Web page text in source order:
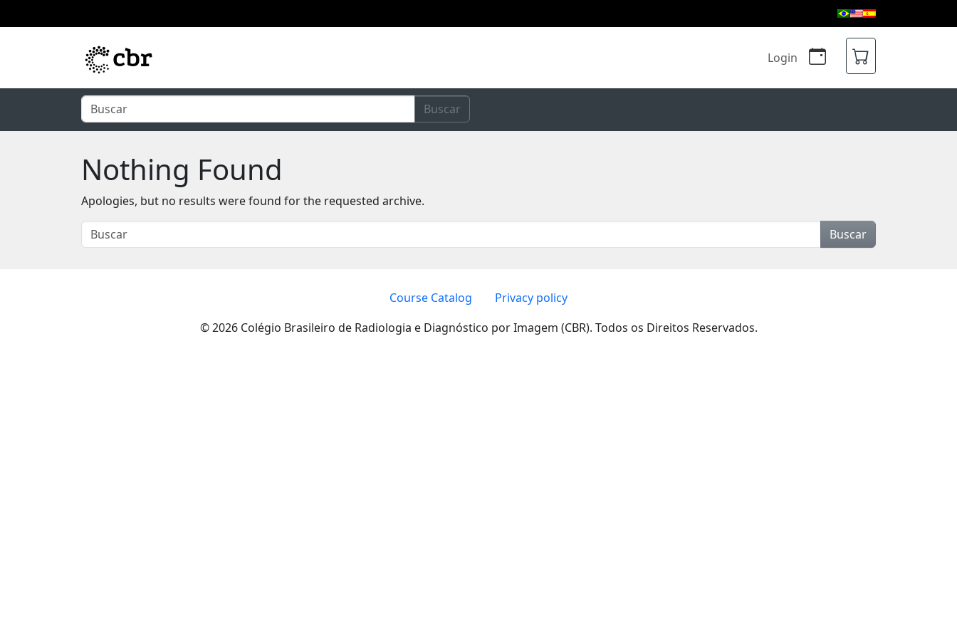
Login
Buscar
Nothing Found
Apologies, but no results were found for the requested archive.
Buscar
Course Catalog
Privacy policy
© 2026 Colégio Brasileiro de Radiologia e Diagnóstico por Imagem (CBR). Todos os Direitos Reservados.